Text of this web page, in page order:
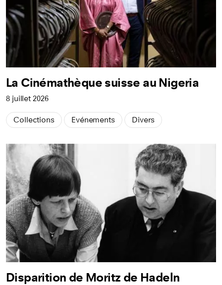
La Cinémathèque suisse au Nigeria
8 juillet 2026
Collections Evénements Divers
Disparition de Moritz de Hadeln